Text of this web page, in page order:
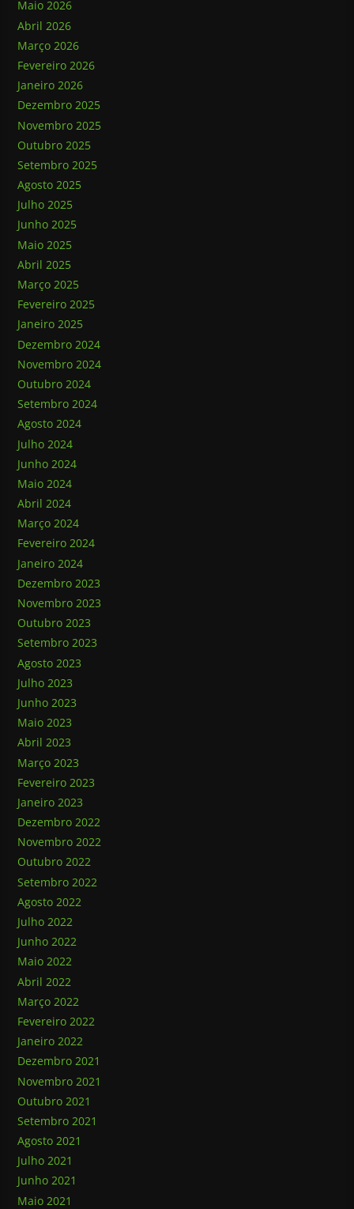
Maio 2026
Abril 2026
Março 2026
Fevereiro 2026
Janeiro 2026
Dezembro 2025
Novembro 2025
Outubro 2025
Setembro 2025
Agosto 2025
Julho 2025
Junho 2025
Maio 2025
Abril 2025
Março 2025
Fevereiro 2025
Janeiro 2025
Dezembro 2024
Novembro 2024
Outubro 2024
Setembro 2024
Agosto 2024
Julho 2024
Junho 2024
Maio 2024
Abril 2024
Março 2024
Fevereiro 2024
Janeiro 2024
Dezembro 2023
Novembro 2023
Outubro 2023
Setembro 2023
Agosto 2023
Julho 2023
Junho 2023
Maio 2023
Abril 2023
Março 2023
Fevereiro 2023
Janeiro 2023
Dezembro 2022
Novembro 2022
Outubro 2022
Setembro 2022
Agosto 2022
Julho 2022
Junho 2022
Maio 2022
Abril 2022
Março 2022
Fevereiro 2022
Janeiro 2022
Dezembro 2021
Novembro 2021
Outubro 2021
Setembro 2021
Agosto 2021
Julho 2021
Junho 2021
Maio 2021